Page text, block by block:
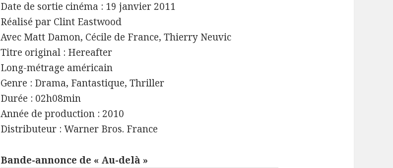
Date de sortie cinéma : 19 janvier 2011
Réalisé par Clint Eastwood
Avec Matt Damon, Cécile de France, Thierry Neuvic
Titre original : Hereafter
Long-métrage américain
Genre : Drama, Fantastique, Thriller
Durée : 02h08min
Année de production : 2010
Distributeur : Warner Bros. France
Bande-annonce de « Au-delà »